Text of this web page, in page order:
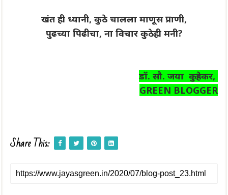
खंत ही ध्यानी, कुठे चालला माणूस प्राणी,
पुढच्या पिढीचा, ना विचार कुठेही मनी?
डॉ. सौ. जया कुऱ्हेकर,
GREEN BLOGGER
Share This: